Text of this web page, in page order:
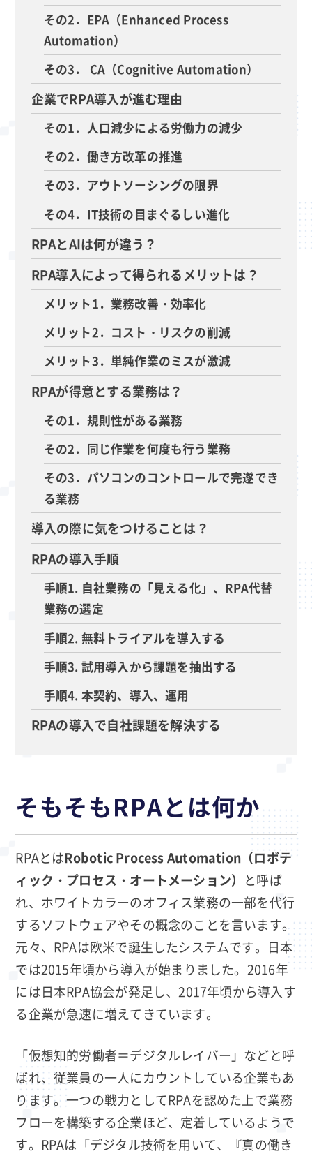
その2．EPA（Enhanced Process
Automation）
その3． CA（Cognitive Automation）
企業でRPA導入が進む理由
その1．人口減少による労働力の減少
その2．働き方改革の推進
その3．アウトソーシングの限界
その4．IT技術の目まぐるしい進化
RPAとAIは何が違う？
RPA導入によって得られるメリットは？
メリット1．業務改善・効率化
メリット2．コスト・リスクの削減
メリット3．単純作業のミスが激減
RPAが得意とする業務は？
その1．規則性がある業務
その2．同じ作業を何度も行う業務
その3．パソコンのコントロールで完遂でき
る業務
導入の際に気をつけることは？
RPAの導入手順
手順1. 自社業務の「見える化」、RPA代替
業務の選定
手順2. 無料トライアルを導入する
手順3. 試用導入から課題を抽出する
手順4. 本契約、導入、運用
RPAの導入で自社課題を解決する
そもそもRPAとは何か
RPAとはRobotic Process Automation（ロボテ
ィック・プロセス・オートメーション） と呼ば
れ、ホワイトカラーのオフィス業務の一部を代行
するソフトウェアやその概念のことを言います。
元々、RPAは欧米で誕生したシステムです。日本
では2015年頃から導入が始まりました。2016年
には日本RPA協会が発足し、2017年頃から導入す
る企業が急速に増えてきています。
「仮想知的労働者＝デジタルレイバー」などと呼
ばれ、従業員の一人にカウントしている企業もあ
ります。一つの戦力としてRPAを認めた上で業務
フローを構築する企業ほど、定着しているようで
す。RPAは「デジタル技術を用いて、『真の働き